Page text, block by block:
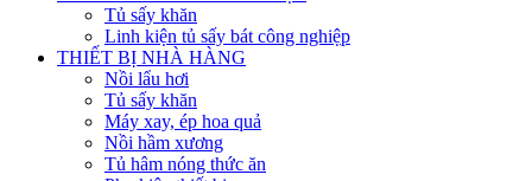
Tủ sấy khăn
Linh kiện tủ sấy bát công nghiệp
THIẾT BỊ NHÀ HÀNG
Nồi lẩu hơi
Tủ sấy khăn
Máy xay, ép hoa quả
Nồi hầm xương
Tủ hâm nóng thức ăn